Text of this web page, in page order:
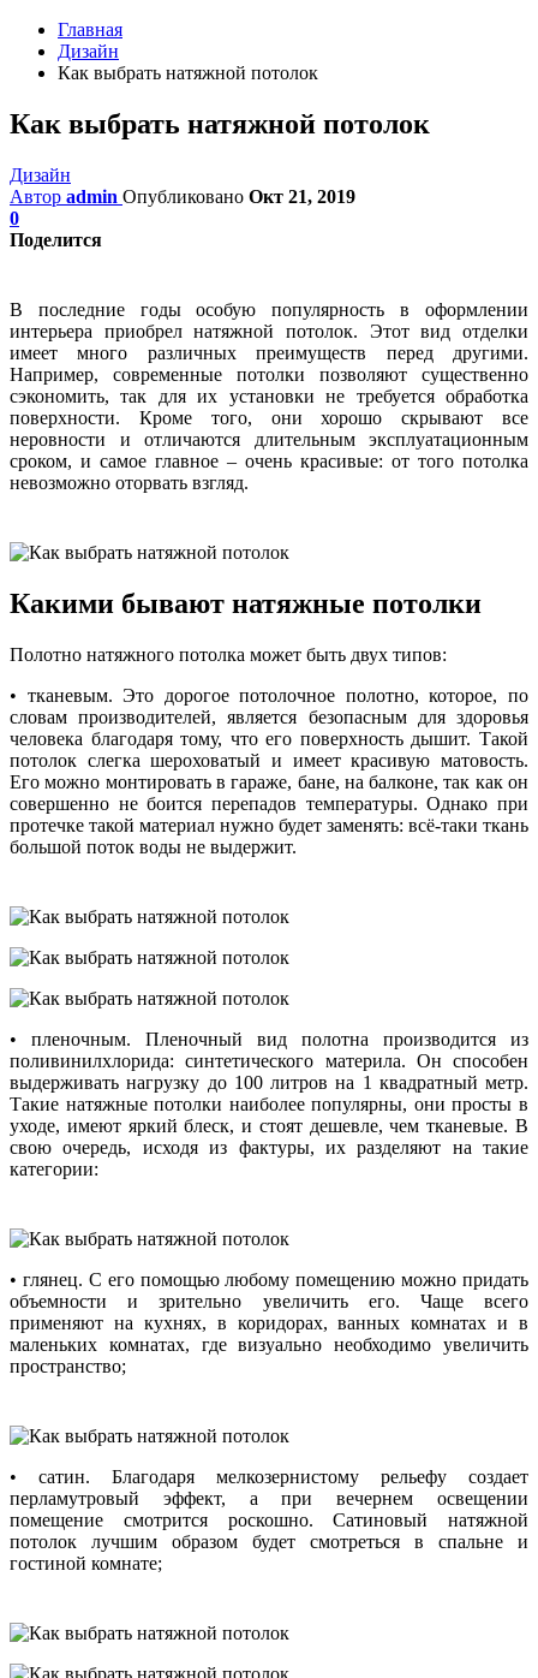
Главная
Дизайн
Как выбрать натяжной потолок
Как выбрать натяжной потолок
Дизайн
Автор admin Опубликовано Окт 21, 2019
0
Поделится
В последние годы особую популярность в оформлении
интерьера приобрел натяжной потолок. Этот вид отделки
имеет много различных преимуществ перед другими.
Например, современные потолки позволяют существенно
сэкономить, так для их установки не требуется обработка
поверхности. Кроме того, они хорошо скрывают все
неровности и отличаются длительным эксплуатационным
сроком, и самое главное – очень красивые: от того потолка
невозможно оторвать взгляд.
Какими бывают натяжные потолки
Полотно натяжного потолка может быть двух типов:
• тканевым. Это дорогое потолочное полотно, которое, по
словам производителей, является безопасным для здоровья
человека благодаря тому, что его поверхность дышит. Такой
потолок слегка шероховатый и имеет красивую матовость.
Его можно монтировать в гараже, бане, на балконе, так как он
совершенно не боится перепадов температуры. Однако при
протечке такой материал нужно будет заменять: всё-таки ткань
большой поток воды не выдержит.
• пленочным. Пленочный вид полотна производится из
поливинилхлорида: синтетического материла. Он способен
выдерживать нагрузку до 100 литров на 1 квадратный метр.
Такие натяжные потолки наиболее популярны, они просты в
уходе, имеют яркий блеск, и стоят дешевле, чем тканевые. В
свою очередь, исходя из фактуры, их разделяют на такие
категории:
• глянец. С его помощью любому помещению можно придать
объемности и зрительно увеличить его. Чаще всего
применяют на кухнях, в коридорах, ванных комнатах и в
маленьких комнатах, где визуально необходимо увеличить
пространство;
• сатин. Благодаря мелкозернистому рельефу создает
перламутровый эффект, а при вечернем освещении
помещение смотрится роскошно. Сатиновый натяжной
потолок лучшим образом будет смотреться в спальне и
гостиной комнате;